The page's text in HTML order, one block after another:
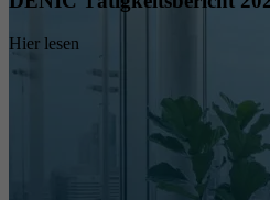
Hier lesen